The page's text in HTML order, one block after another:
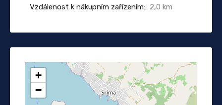
Vzdálenost k nákupním zařízením: 2,0 km
+
−